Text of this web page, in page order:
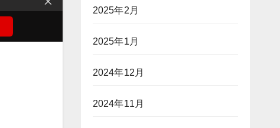
2025年2月
2025年1月
2024年12月
2024年11月